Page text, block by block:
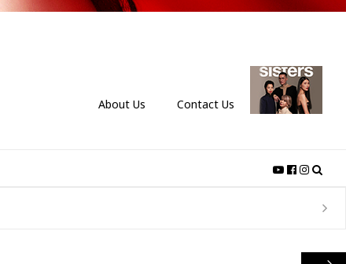
About Us Contact Us